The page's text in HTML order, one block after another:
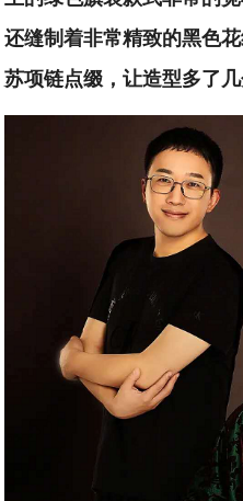
还缝制着非常精致的黑色
苏项链点缀，让造型多了几